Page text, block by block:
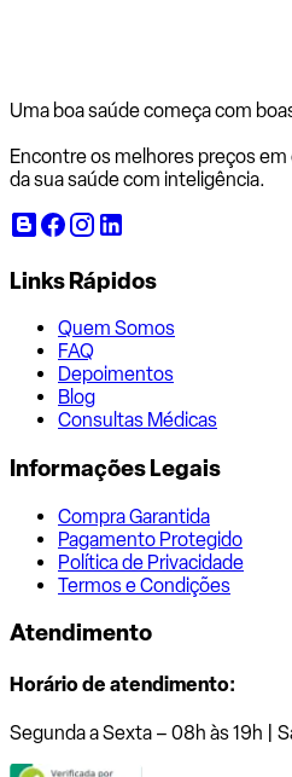
Uma boa saúde começa com
Encontre os melhores preços
da sua saúde com inteligência.
Links Rápidos
Quem Somos
FAQ
Depoimentos
Blog
Consultas Médicas
Informações Legais
Compra Garantida
Pagamento Protegido
Política de Privacidade
Termos e Condições
Atendimento
Horário de atendimento:
Segunda a Sexta – 08h às 19h |